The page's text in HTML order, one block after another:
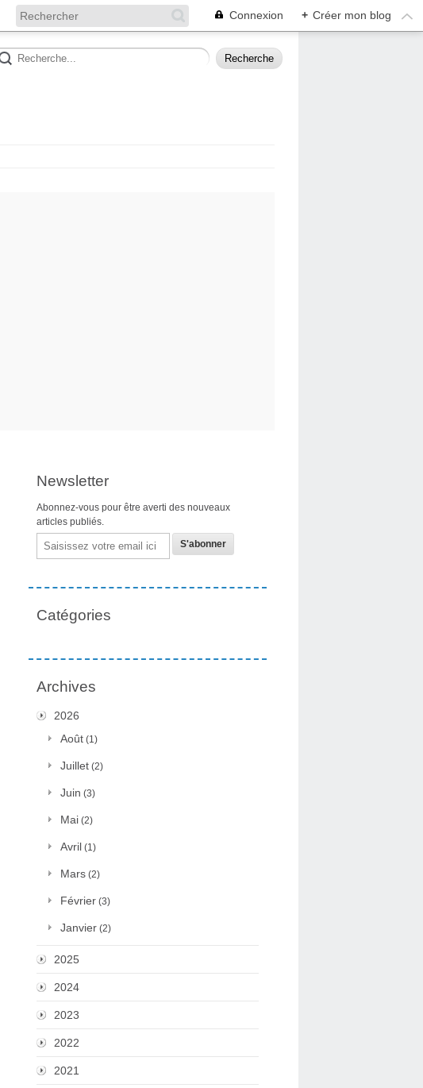
Connexion + Créer mon blog
Newsletter
Abonnez-vous pour être averti des nouveaux
articles publiés.
Email
Catégories
Archives
2026
Août (1)
Juillet (2)
Juin (3)
Mai (2)
Avril (1)
Mars (2)
Février (3)
Janvier (2)
2025
2024
2023
2022
2021